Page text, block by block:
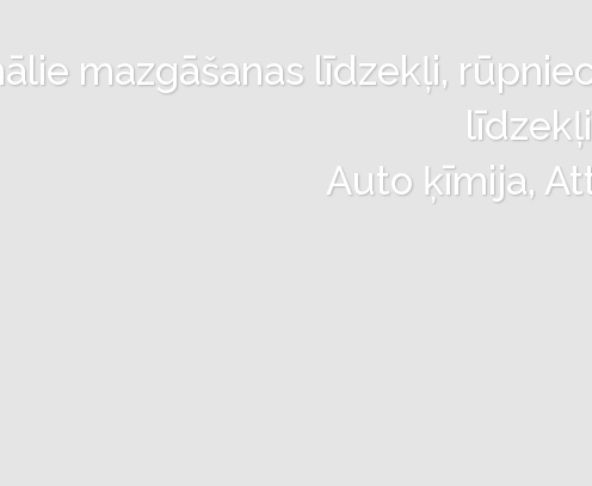
mazgāšanas līdzekļi,
Auto ķīmija,